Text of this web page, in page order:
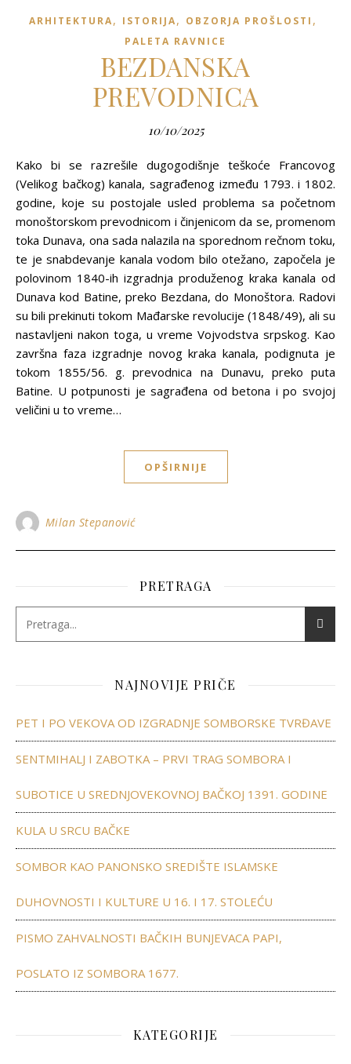
ARHITEKTURA, ISTORIJA, OBZORJA PROŠLOSTI ,
PALETA RAVNICE
BEZDANSKA
PREVODNICA
10/10/2025
Kako bi se razrešile dugogodišnje teškoće Francovog
(Velikog bačkog) kanala, sagrađenog između 1793. i 1802.
godine, koje su postojale usled problema sa početnom
monoštorskom prevodnicom i činjenicom da se, promenom
toka Dunava, ona sada nalazila na sporednom rečnom toku,
te je snabdevanje kanala vodom bilo otežano, započela je
polovinom 1840-ih izgradnja produženog kraka kanala od
Dunava kod Batine, preko Bezdana, do Monoštora. Radovi
su bili prekinuti tokom Mađarske revolucije (1848/49), ali su
nastavljeni nakon toga, u vreme Vojvodstva srpskog. Kao
završna faza izgradnje novog kraka kanala, podignuta je
tokom 1855/56. g. prevodnica na Dunavu, preko puta
Batine. U potpunosti je sagrađena od betona i po svojoj
veličini u to vreme…
OPŠIRNIJE
Milan Stepanović
PRETRAGA
NAJNOVIJE PRIČE
PET I PO VEKOVA OD IZGRADNJE SOMBORSKE TVRĐAVE
SENTMIHALJ I ZABOTKA – PRVI TRAG SOMBORA I
SUBOTICE U SREDNJOVEKOVNOJ BAČKOJ 1391. GODINE
KULA U SRCU BAČKE
SOMBOR KAO PANONSKO SREDIŠTE ISLAMSKE
DUHOVNOSTI I KULTURE U 16. I 17. STOLEĆU
PISMO ZAHVALNOSTI BAČKIH BUNJEVACA PAPI,
POSLATO IZ SOMBORA 1677.
KATEGORIJE